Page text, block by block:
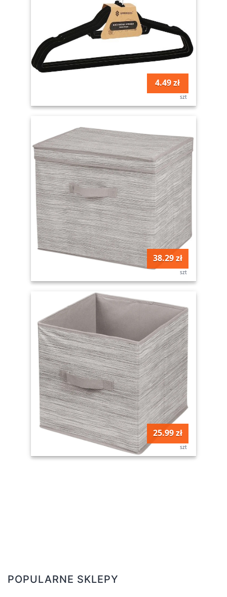
4.49 zł
szt
38.29 zł
szt
25.99 zł
szt
POPULARNE SKLEPY